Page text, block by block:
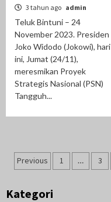
3 tahun ago admin
Teluk Bintuni – 24
November 2023. Presiden
Joko Widodo (Jokowi), hari
ini, Jumat (24/11),
meresmikan Proyek
Strategis Nasional (PSN)
Tangguh...
Navigasi
Previous 1 … 3
Kategori